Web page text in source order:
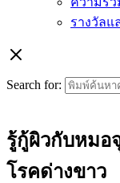
รางวัล
Search for:
รู้กู้ผิวกับหมอ
โรคด่างขาว